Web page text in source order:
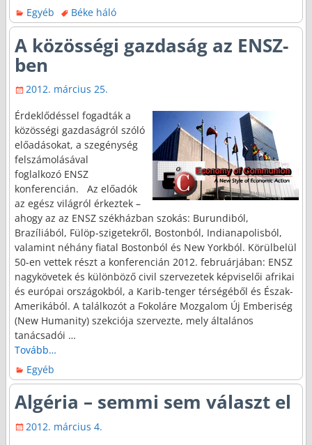
Egyéb
Béke háló
A közösségi gazdaság az ENSZ-
ben
2012. március 25.
Érdeklődéssel fogadták a
közösségi gazdaságról szóló
előadásokat, a szegénység
felszámolásával
foglalkozó ENSZ
konferencián. Az előadók
az egész világról érkeztek –
ahogy az az ENSZ székházban szokás: Burundiból,
Brazíliából, Fülöp-szigetekről, Bostonból, Indianapolisból,
valamint néhány fiatal Bostonból és New Yorkból. Körülbelül
50-en vettek részt a konferencián 2012. februárjában: ENSZ
nagykövetek és különböző civil szervezetek képviselői afrikai
és európai országokból, a Karib-tenger térségéből és Észak-
Amerikából. A találkozót a Fokoláre Mozgalom Új Emberiség
(New Humanity) szekciója szervezte, mely általános
tanácsadói …
Tovább…
Egyéb
Algéria – semmi sem választ el
2012. március 4.